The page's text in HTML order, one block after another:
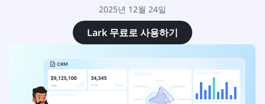
2025년 12월 24일
Lark 무료로 사용하기